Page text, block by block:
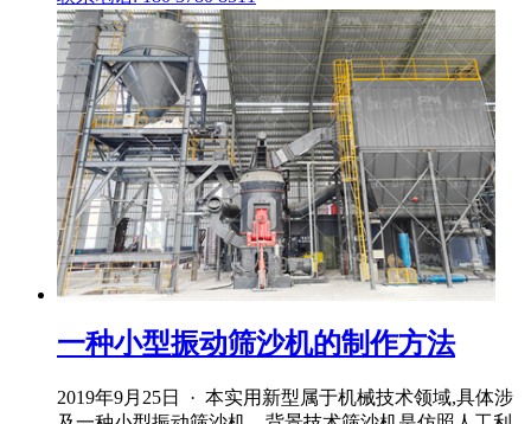
一种小型振动筛沙机的制作方法
2019年9月25日 · 本实用新型属于机械技术领域,具体涉